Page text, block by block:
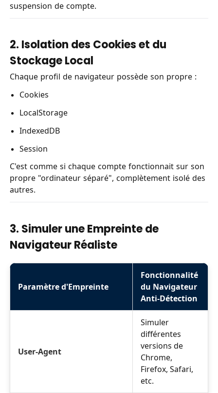
suspension de compte.
2. Isolation des Cookies et du
Stockage Local
Chaque profil de navigateur possède son propre :
Cookies
LocalStorage
IndexedDB
Session
C'est comme si chaque compte fonctionnait sur son
propre "ordinateur séparé", complètement isolé des
autres.
3. Simuler une Empreinte de
Navigateur Réaliste
Paramètre d'Empreinte
Fonctionnalité
du Navigateur
Anti-Détection
User-Agent
Simuler
différentes
versions de
Chrome,
Firefox, Safari,
etc.